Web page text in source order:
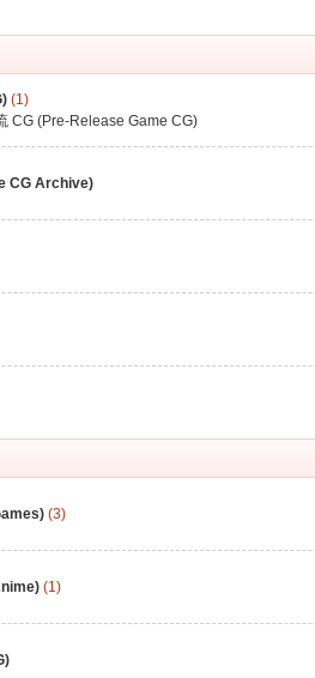
(1)
CG (Pre-Release Game CG)
CG Archive)
(3)
(1)